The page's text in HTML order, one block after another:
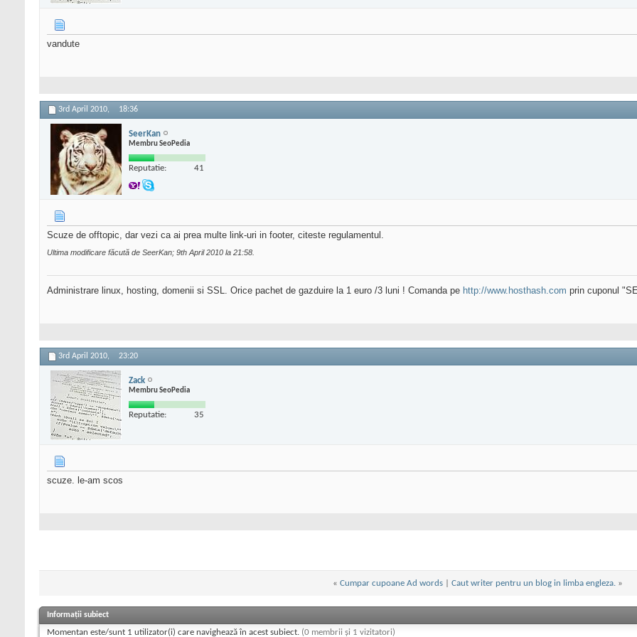
vandute
3rd April 2010, 18:36
SeerKan
Membru SeoPedia
Reputatie: 41
Scuze de offtopic, dar vezi ca ai prea multe link-uri in footer, citeste regulamentul.
Ultima modificare făcută de SeerKan; 9th April 2010 la 21:58
Administrare linux, hosting, domenii si SSL. Orice pachet de gazduire la 1 euro /3 luni ! Comanda pe http://www.hosthash.com prin cuponul
3rd April 2010, 23:20
Zack
Membru SeoPedia
Reputatie: 35
scuze. le-am scos
« Cumpar cupoane Ad words Caut writer pentru un blog in limba engleza. »
Informații subiect
Momentan este/sunt 1 utilizator(i) care navighează în acest subiect. (0 membrii și 1 vizitatori)